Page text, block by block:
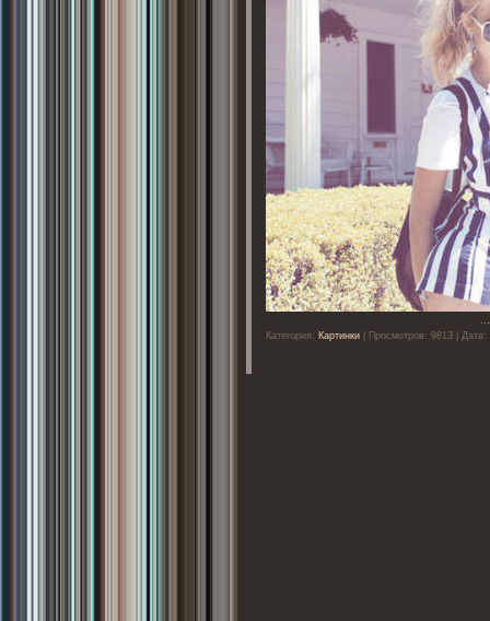
Категория: Картинки | Просмотров: 9813 |